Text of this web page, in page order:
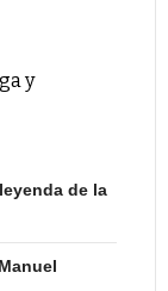
y
de la